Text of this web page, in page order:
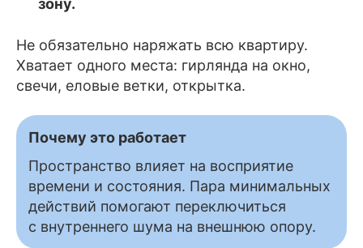
зону.
Не обязательно наряжать всю квартиру.
Хватает одного места: гирлянда на окно,
свечи, еловые ветки, открытка.
Почему это работает
Пространство влияет на восприятие
времени и состояния. Пара минимальных
действий помогают переключиться
с внутреннего шума на внешнюю опору.